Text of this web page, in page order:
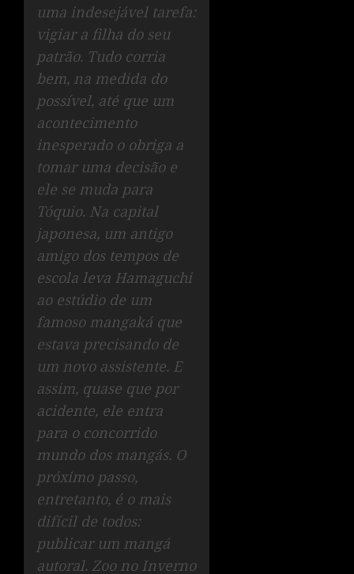
uma indesejável tarefa:
vigiar a filha do seu
patrão. Tudo corria
bem, na medida do
possível, até que um
acontecimento
inesperado o obriga a
tomar uma decisão e
ele se muda para
Tóquio. Na capital
japonesa, um antigo
amigo dos tempos de
escola leva Hamaguchi
ao estúdio de um
famoso mangaká que
estava precisando de
um novo assistente. E
assim, quase que por
acidente, ele entra
para o concorrido
mundo dos mangás. O
próximo passo,
entretanto, é o mais
difícil de todos:
publicar um mangá
autoral. Zoo no Inverno